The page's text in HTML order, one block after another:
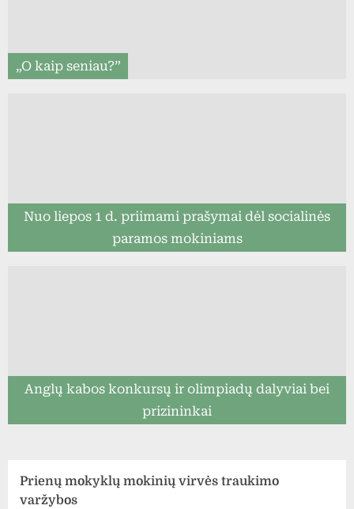
„O kaip seniau?”
Nuo liepos 1 d. priimami prašymai dėl socialinės
paramos mokiniams
Anglų kabos konkursų ir olimpiadų dalyviai bei
prizininkai
Prienų mokyklų mokinių virvės traukimo
varžybos